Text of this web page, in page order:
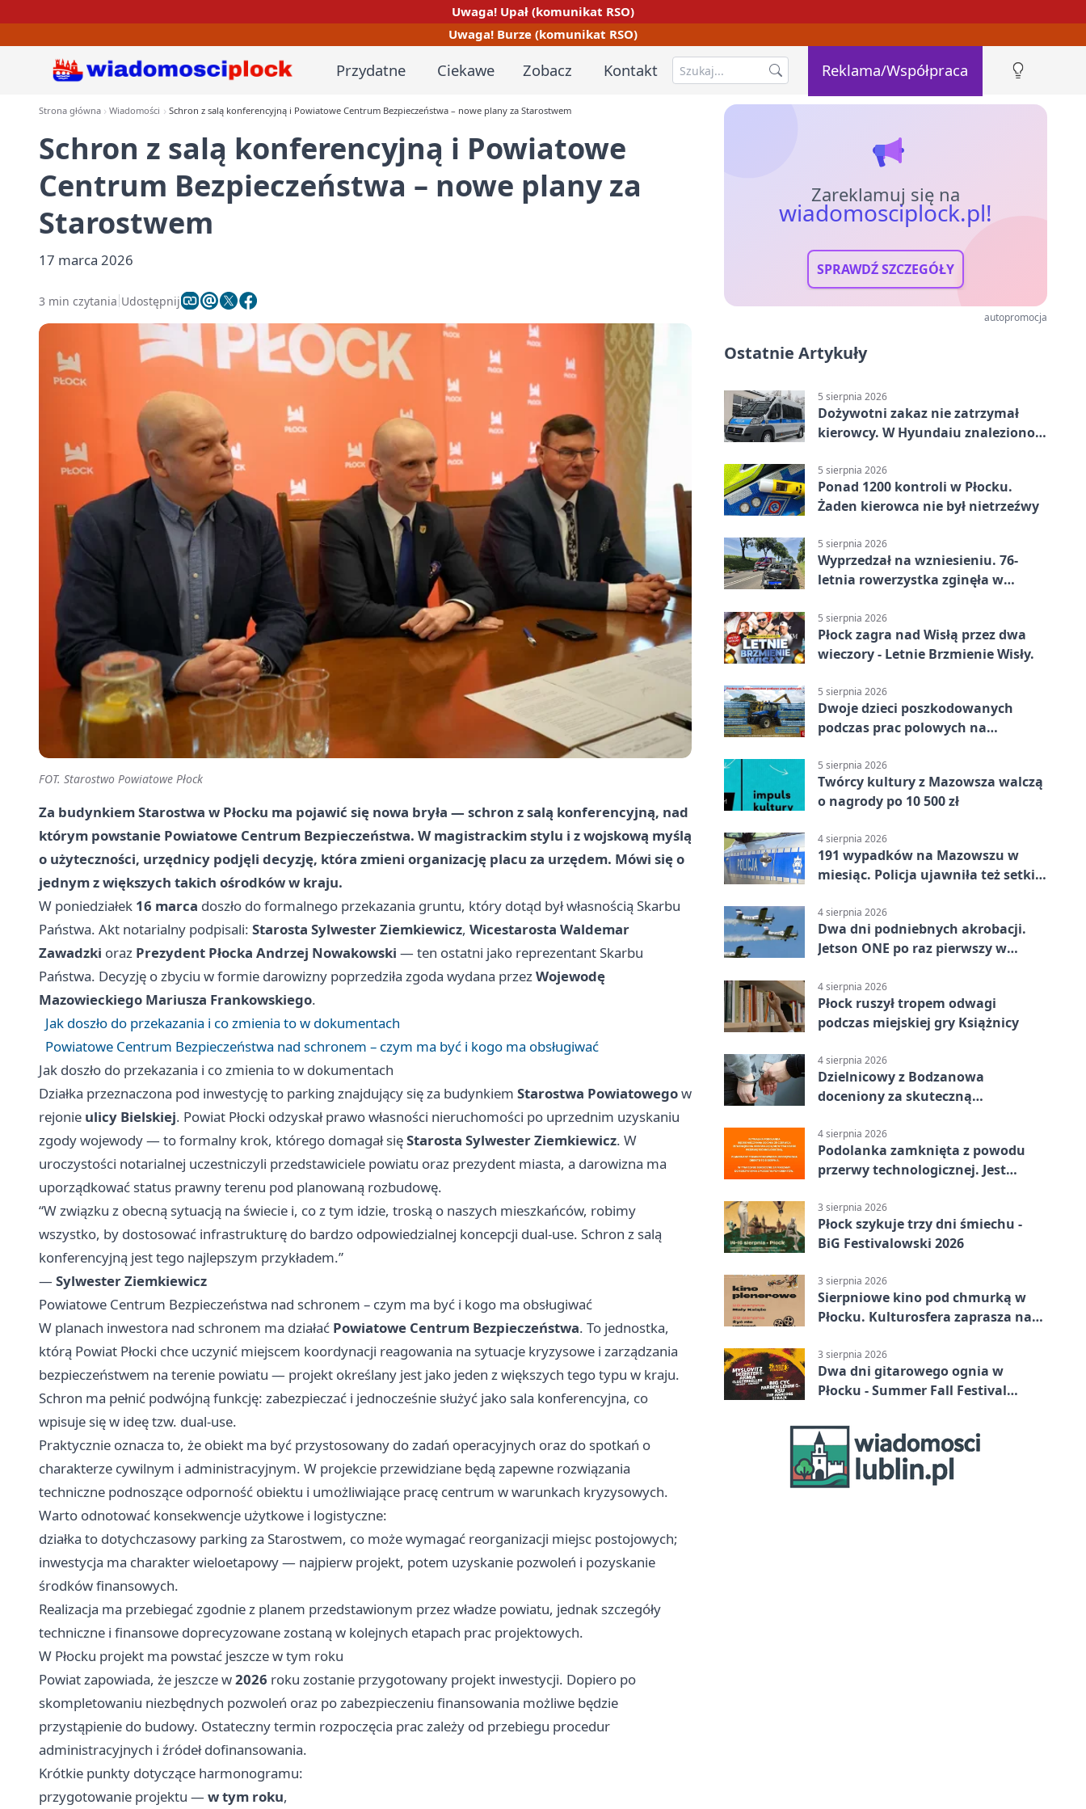
Uwaga! Upał (komunikat RSO)
Uwaga! Burze (komunikat RSO)
Przydatne Ciekawe Zobacz Kontakt Reklama/Współpraca
Strona główna Wiadomości Schron z salą konferencyjną i Powiatowe Centrum Bezpieczeństwa – nowe plany za Starostwem
Schron z salą konferencyjną i Powiatowe
Centrum Bezpieczeństwa – nowe plany za
Starostwem
17 marca 2026
3 min czytania Udostępnij
FOT. Starostwo Powiatowe Płock
Za budynkiem Starostwa w Płocku ma pojawić się nowa bryła — schron z salą konferencyjną, nad
którym powstanie Powiatowe Centrum Bezpieczeństwa. W magistrackim stylu i z wojskową myślą
o użyteczności, urzędnicy podjęli decyzję, która zmieni organizację placu za urzędem. Mówi się o
jednym z większych takich ośrodków w kraju.
W poniedziałek 16 marca doszło do formalnego przekazania gruntu, który dotąd był własnością Skarbu
Państwa. Akt notarialny podpisali: Starosta Sylwester Ziemkiewicz, Wicestarosta Waldemar
Zawadzki oraz Prezydent Płocka Andrzej Nowakowski — ten ostatni jako reprezentant Skarbu
Państwa. Decyzję o zbyciu w formie darowizny poprzedziła zgoda wydana przez Wojewodę
Mazowieckiego Mariusza Frankowskiego.
Jak doszło do przekazania i co zmienia to w dokumentach
Powiatowe Centrum Bezpieczeństwa nad schronem – czym ma być i kogo ma obsługiwać
Jak doszło do przekazania i co zmienia to w dokumentach
Działka przeznaczona pod inwestycję to parking znajdujący się za budynkiem Starostwa Powiatowegow
rejonie ulicy Bielskiej. Powiat Płocki odzyskał prawo własności nieruchomości po uprzednim uzyskaniu
zgody wojewody — to formalny krok, którego domagał sięStarosta Sylwester Ziemkiewicz. W
uroczystości notarialnej uczestniczyli przedstawiciele powiatu oraz prezydent miasta, a darowizna ma
uporządkować status prawny terenu pod planowaną rozbudowę.
“W związku z obecną sytuacją na świecie i, co z tym idzie, troską o naszych mieszkańców, robimy
wszystko, by dostosować infrastrukturę do bardzo odpowiedzialnej koncepcji dual-use. Schron z salą
konferencyjną jest tego najlepszym przykładem.”
— Sylwester Ziemkiewicz
Powiatowe Centrum Bezpieczeństwa nad schronem – czym ma być i kogo ma obsługiwać
W planach inwestora nad schronem ma działać Powiatowe Centrum Bezpieczeństwa. To jednostka,
którą Powiat Płocki chce uczynić miejscem koordynacji reagowania na sytuacje kryzysowe i zarządzania
bezpieczeństwem na terenie powiatu — projekt określany jest jako jeden z większych tego typu w kraju.
Schron ma pełnić podwójną funkcję: zabezpieczać i jednocześnie służyć jako sala konferencyjna, co
wpisuje się w ideę tzw. dual‑use.
Praktycznie oznacza to, że obiekt ma być przystosowany do zadań operacyjnych oraz do spotkań o
charakterze cywilnym i administracyjnym. W projekcie przewidziane będą zapewne rozwiązania
techniczne podnoszące odporność obiektu i umożliwiające pracę centrum w warunkach kryzysowych.
Warto odnotować konsekwencje użytkowe i logistyczne:
działka to dotychczasowy parking za Starostwem, co może wymagać reorganizacji miejsc postojowych;
inwestycja ma charakter wieloetapowy — najpierw projekt, potem uzyskanie pozwoleń i pozyskanie
środków finansowych.
Realizacja ma przebiegać zgodnie z planem przedstawionym przez władze powiatu, jednak szczegóły
techniczne i finansowe doprecyzowane zostaną w kolejnych etapach prac projektowych.
W Płocku projekt ma powstać jeszcze w tym roku
Powiat zapowiada, że jeszcze w2026 roku zostanie przygotowany projekt inwestycji. Dopiero po
skompletowaniu niezbędnych pozwoleń oraz po zabezpieczeniu finansowania możliwe będzie
przystąpienie do budowy. Ostateczny termin rozpoczęcia prac zależy od przebiegu procedur
administracyjnych i źródeł dofinansowania.
Krótkie punkty dotyczące harmonogramu:
przygotowanie projektu — w tym roku,
Zareklamuj się na
wiadomosciplock.pl!
SPRAWDŹ SZCZEGÓŁY
autopromocja
Ostatnie Artykuły
5 sierpnia 2026
Dożywotni zakaz nie zatrzymał
kierowcy. W Hyundaiu znaleziono
5 sierpnia 2026
Ponad 1200 kontroli w Płocku.
Żaden kierowca nie był nietrzeźwy
5 sierpnia 2026
Wyprzedzał na wzniesieniu. 76-
letnia rowerzystka zginęła w
5 sierpnia 2026
Płock zagra nad Wisłą przez dwa
wieczory - Letnie Brzmienie Wisły.
5 sierpnia 2026
Dwoje dzieci poszkodowanych
podczas prac polowych na
5 sierpnia 2026
Twórcy kultury z Mazowsza walczą
o nagrody po 10 500 zł
4 sierpnia 2026
191 wypadków na Mazowszu w
miesiąc. Policja ujawniła też setki
4 sierpnia 2026
Dwa dni podniebnych akrobacji.
Jetson ONE po raz pierwszy w
4 sierpnia 2026
Płock ruszył tropem odwagi
podczas miejskiej gry Książnicy
4 sierpnia 2026
Dzielnicowy z Bodzanowa
doceniony za skuteczną
4 sierpnia 2026
Podolanka zamknięta z powodu
przerwy technologicznej. Jest
3 sierpnia 2026
Płock szykuje trzy dni śmiechu -
BiG Festivalowski 2026
3 sierpnia 2026
Sierpniowe kino pod chmurką w
Płocku. Kulturosfera zaprasza na
3 sierpnia 2026
Dwa dni gitarowego ognia w
Płocku - Summer Fall Festival